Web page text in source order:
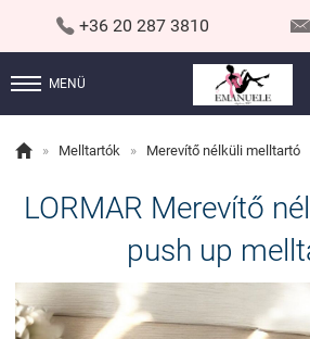
 +36 20 287 3810 
MENÜ
 » Melltartók » Merevítő nélküli melltartó
LORMAR Merevítő
push up